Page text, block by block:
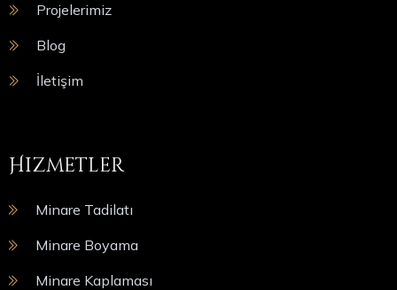
Projelerimiz
Blog
İletişim
Hizmetler
Minare Tadilatı
Minare Boyama
Minare Kaplaması